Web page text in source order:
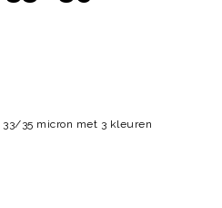
35 micron met 3 kleuren